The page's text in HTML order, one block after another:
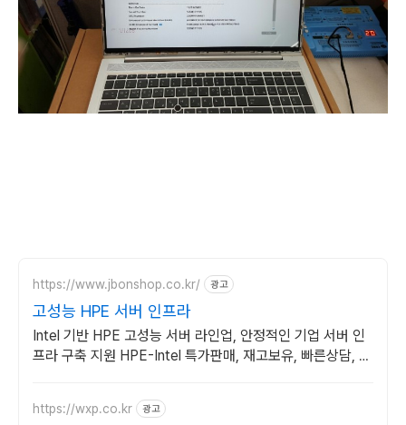
https://www.jbonshop.co.kr/ 광고
고성능 HPE 서버 인프라
Intel 기반 HPE 고성능 서버 라인업, 안정적인 기업 서버 인
프라 구축 지원 HPE-Intel 특가판매, 재고보유, 빠른상담, 기
https://wxp.co.kr 광고